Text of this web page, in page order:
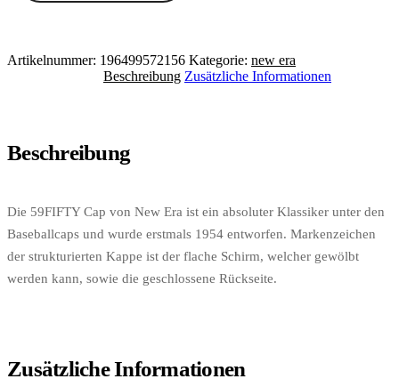
Artikelnummer: 196499572156 Kategorie: new era
Beschreibung Zusätzliche Informationen
Beschreibung
Die 59FIFTY Cap von New Era ist ein absoluter Klassiker unter den
Baseballcaps und wurde erstmals 1954 entworfen. Markenzeichen
der strukturierten Kappe ist der flache Schirm, welcher gewölbt
werden kann, sowie die geschlossene Rückseite.
Zusätzliche Informationen